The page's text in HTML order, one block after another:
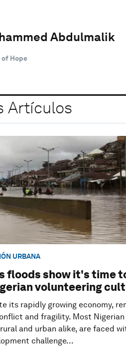
Abdulmalik
of Hope
Artículos
URBANA
floods show it's time
volunteering
its rapidly growing economy,
and fragility. Most Nigerian
and urban alike, are faced
challenge...